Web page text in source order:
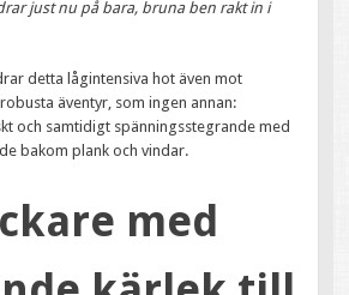
just nu på bara, bruna ben rakt in i
detta lågintensiva hot även mot
äventyr, som ingen annan:
och samtidigt spänningsstegrande med
bakom plank och vindar.
med